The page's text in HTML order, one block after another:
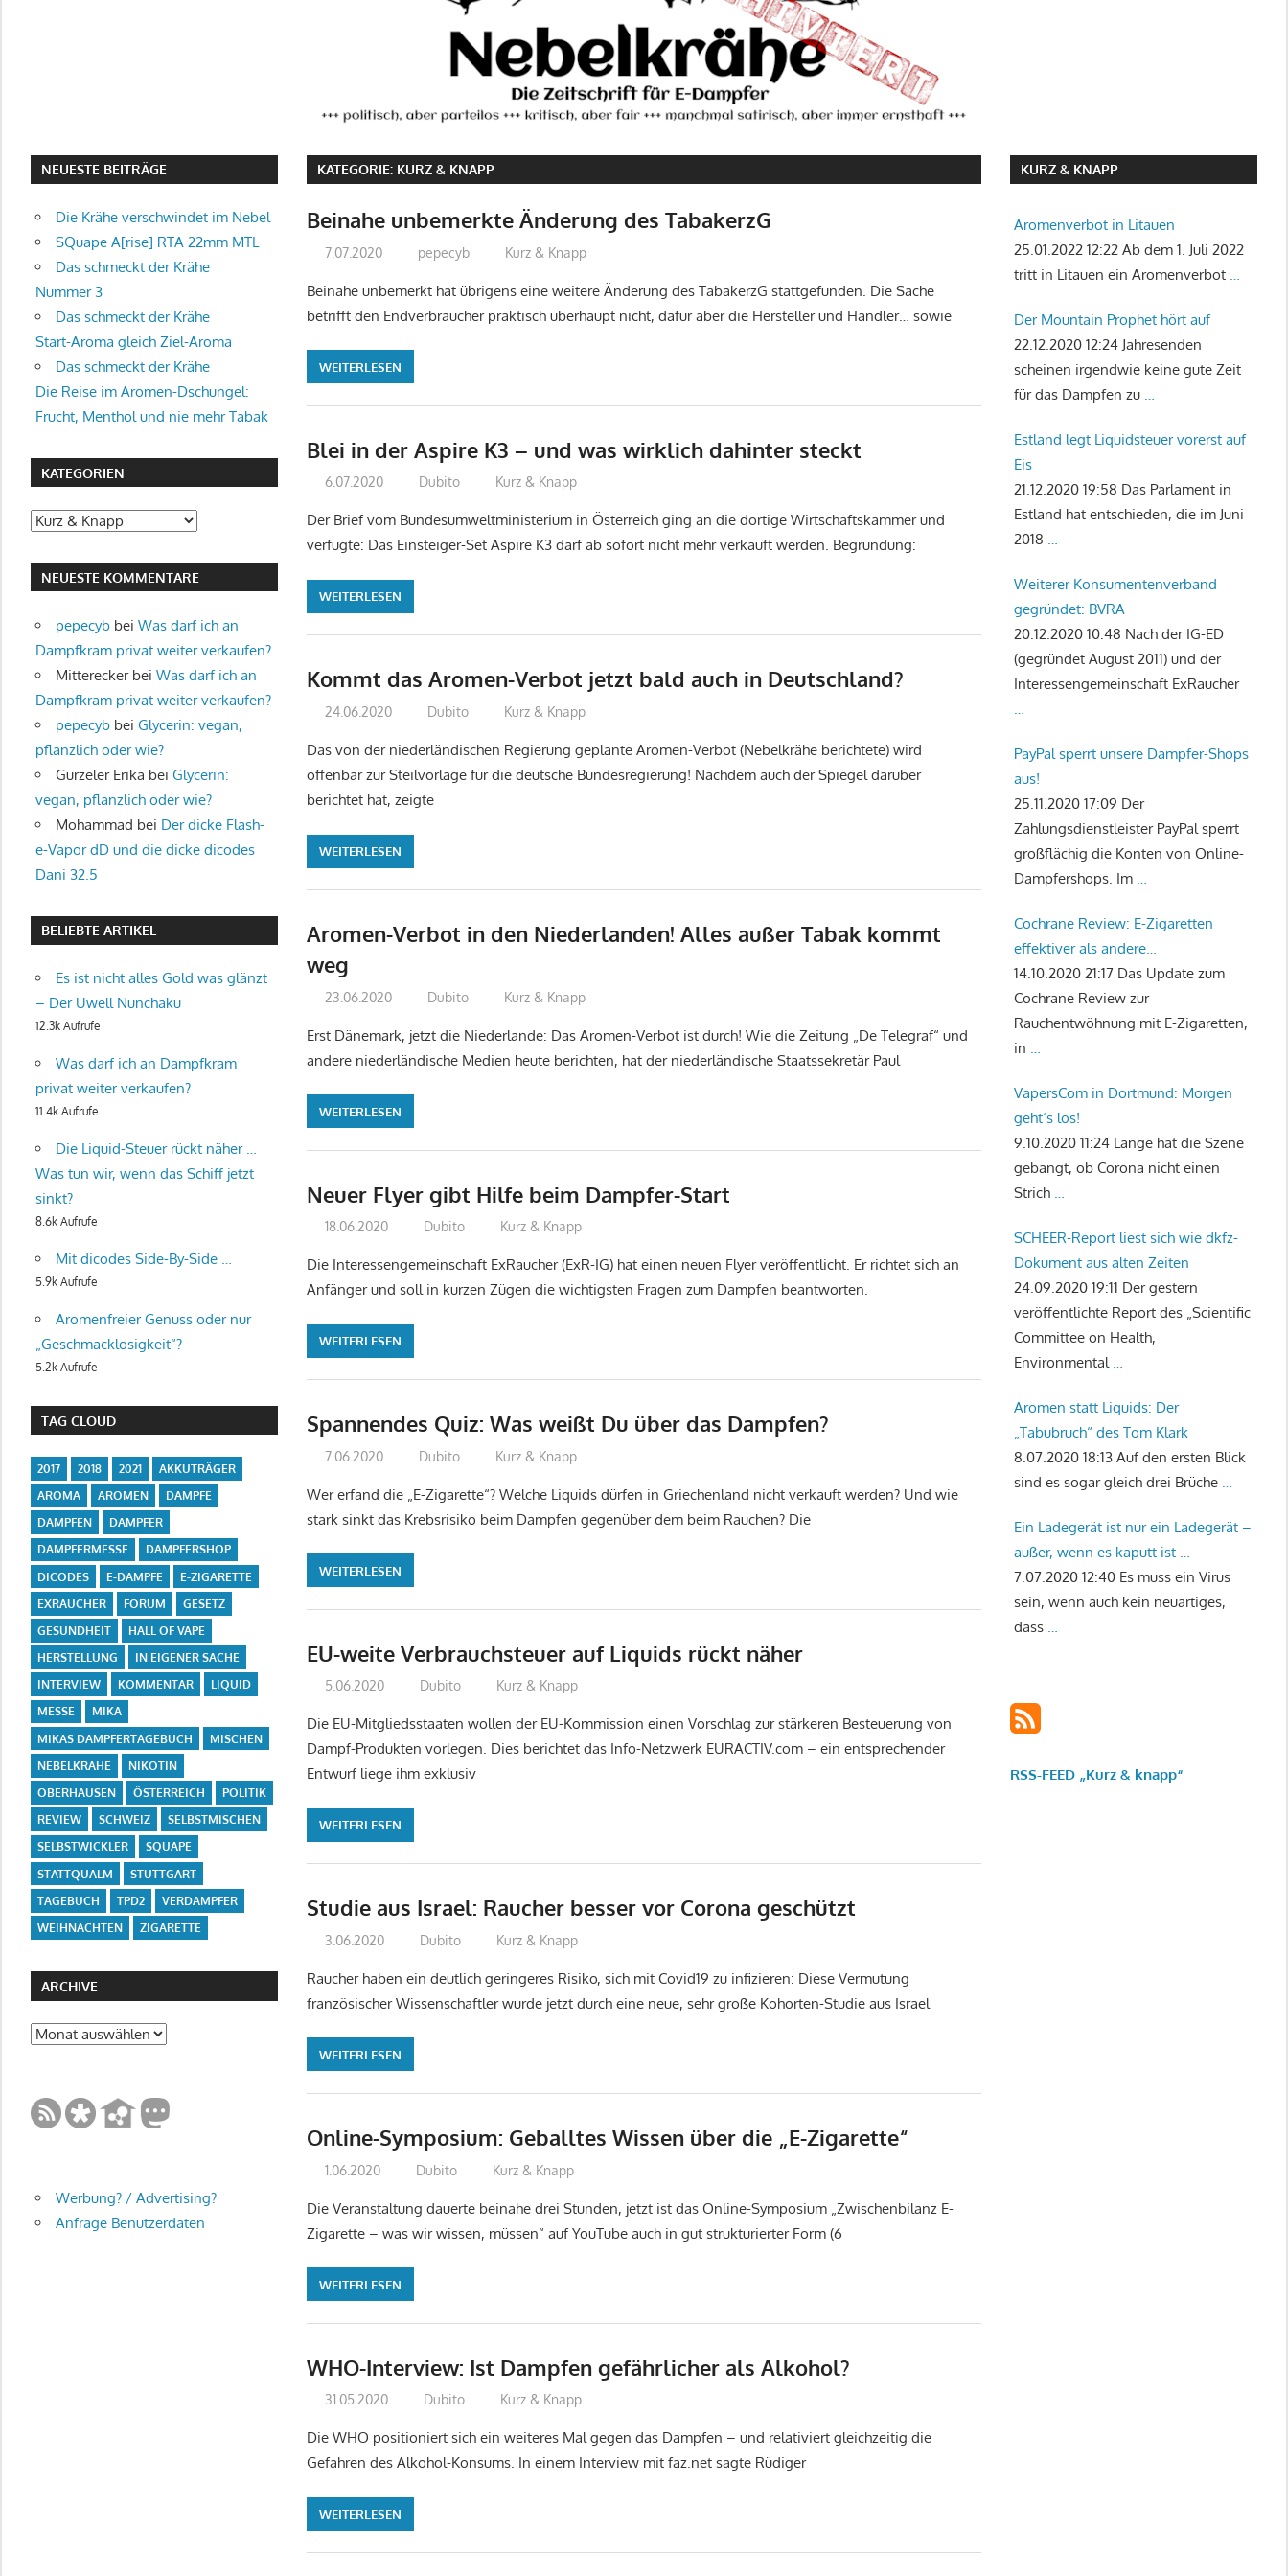
KATEGORIE: KURZ & KNAPP
Beinahe unbemerkte Änderung des TabakerzG
7.07.2020 pepecyb Kurz & Knapp
Beinahe unbemerkt hat übrigens eine weitere Änderung des TabakerzG stattgefunden. Die Sache
betrifft den Endverbraucher praktisch überhaupt nicht, dafür aber die Hersteller und Händler… sowie
WEITERLESEN
Blei in der Aspire K3 – und was wirklich dahinter steckt
6.07.2020 Dubito Kurz & Knapp
Der Brief vom Bundesumweltministerium in Österreich ging an die dortige Wirtschaftskammer und
verfügte: Das Einsteiger-Set Aspire K3 darf ab sofort nicht mehr verkauft werden. Begründung:
WEITERLESEN
Kommt das Aromen-Verbot jetzt bald auch in Deutschland?
24.06.2020 Dubito Kurz & Knapp
Das von der niederländischen Regierung geplante Aromen-Verbot (Nebelkrähe berichtete) wird
offenbar zur Steilvorlage für die deutsche Bundesregierung! Nachdem auch der Spiegel darüber
berichtet hat, zeigte
WEITERLESEN
Aromen-Verbot in den Niederlanden! Alles außer Tabak kommt
weg
23.06.2020 Dubito Kurz & Knapp
Erst Dänemark, jetzt die Niederlande: Das Aromen-Verbot ist durch! Wie die Zeitung „De Telegraf“ und
andere niederländische Medien heute berichten, hat der niederländische Staatssekretär Paul
WEITERLESEN
Neuer Flyer gibt Hilfe beim Dampfer-Start
18.06.2020 Dubito Kurz & Knapp
Die Interessengemeinschaft ExRaucher (ExR-IG) hat einen neuen Flyer veröffentlicht. Er richtet sich an
Anfänger und soll in kurzen Zügen die wichtigsten Fragen zum Dampfen beantworten.
WEITERLESEN
Spannendes Quiz: Was weißt Du über das Dampfen?
7.06.2020 Dubito Kurz & Knapp
Wer erfand die „E-Zigarette“? Welche Liquids dürfen in Griechenland nicht verkauft werden? Und wie
stark sinkt das Krebsrisiko beim Dampfen gegenüber dem beim Rauchen? Die
WEITERLESEN
EU-weite Verbrauchsteuer auf Liquids rückt näher
5.06.2020 Dubito Kurz & Knapp
Die EU-Mitgliedsstaaten wollen der EU-Kommission einen Vorschlag zur stärkeren Besteuerung von
Dampf-Produkten vorlegen. Dies berichtet das Info-Netzwerk EURACTIV.com – ein entsprechender
Entwurf liege ihm exklusiv
WEITERLESEN
Studie aus Israel: Raucher besser vor Corona geschützt
3.06.2020 Dubito Kurz & Knapp
Raucher haben ein deutlich geringeres Risiko, sich mit Covid19 zu infizieren: Diese Vermutung
französischer Wissenschaftler wurde jetzt durch eine neue, sehr große Kohorten-Studie aus Israel
WEITERLESEN
Online-Symposium: Geballtes Wissen über die „E-Zigarette“
1.06.2020 Dubito Kurz & Knapp
Die Veranstaltung dauerte beinahe drei Stunden, jetzt ist das Online-Symposium „Zwischenbilanz E-
Zigarette – was wir wissen, müssen“ auf YouTube auch in gut strukturierter Form (6
WEITERLESEN
WHO-Interview: Ist Dampfen gefährlicher als Alkohol?
31.05.2020 Dubito Kurz & Knapp
Die WHO positioniert sich ein weiteres Mal gegen das Dampfen – und relativiert gleichzeitig die
Gefahren des Alkohol-Konsums. In einem Interview mit faz.net sagte Rüdiger
WEITERLESEN
NEUESTE BEITRÄGE
Die Krähe verschwindet im Nebel
SQuape A[rise] RTA 22mm MTL
Das schmeckt der Krähe
Nummer 3
Das schmeckt der Krähe
Start-Aroma gleich Ziel-Aroma
Das schmeckt der Krähe
Die Reise im Aromen-Dschungel:
Frucht, Menthol und nie mehr Tabak
KATEGORIEN
Kategorien
NEUESTE KOMMENTARE
pepecybbei Was darf ich an
Dampfkram privat weiter verkaufen?
Mittereckerbei Was darf ich an
Dampfkram privat weiter verkaufen?
pepecybbei Glycerin: vegan,
pflanzlich oder wie?
Gurzeler Erika bei Glycerin:
vegan, pflanzlich oder wie?
Mohammad bei Der dicke Flash-
e-Vapor dD und die dicke dicodes
Dani 32.5
BELIEBTE ARTIKEL
Es ist nicht alles Gold was glänzt
– Der Uwell Nunchaku
12.3k Aufrufe
Was darf ich an Dampfkram
privat weiter verkaufen?
11.4k Aufrufe
Die Liquid-Steuer rückt näher …
Was tun wir, wenn das Schiff jetzt
sinkt?
8.6k Aufrufe
Mit dicodes Side-By-Side …
5.9k Aufrufe
Aromenfreier Genuss oder nur
„Geschmacklosigkeit“?
5.2k Aufrufe
TAG CLOUD
2017 2018 2021
AKKUTRÄGER
AROMA
AROMEN
DAMPFE
DAMPFEN
DAMPFER
DAMPFERMESSE
DAMPFERSHOP
DICODES
E-DAMPFE
E-ZIGARETTE
EXRAUCHER
FORUM
GESETZ
GESUNDHEIT
HALL OF VAPE
HERSTELLUNG
IN EIGENER SACHE
INTERVIEW
KOMMENTAR
LIQUID
MESSE
MIKA
MIKAS DAMPFERTAGEBUCH
MISCHEN
NEBELKRÄHE
NIKOTIN
OBERHAUSEN
ÖSTERREICH
POLITIK
REVIEW
SCHWEIZ
SELBSTMISCHEN
SELBSTWICKLER
SQUAPE
STATTQUALM
STUTTGART
TAGEBUCH
TPD2
VERDAMPFER
WEIHNACHTEN
ZIGARETTE
ARCHIVE
Archive
Werbung? / Advertising?
Anfrage Benutzerdaten
KURZ & KNAPP
Aromenverbot in Litauen
25.01.2022 12:22 Ab dem 1. Juli 2022
tritt in Litauen ein Aromenverbot …
Der Mountain Prophet hört auf
22.12.2020 12:24 Jahresenden
scheinen irgendwie keine gute Zeit
für das Dampfen zu …
Estland legt Liquidsteuer vorerst auf
Eis
21.12.2020 19:58 Das Parlament in
Estland hat entschieden, die im Juni
2018 …
Weiterer Konsumentenverband
gegründet: BVRA
20.12.2020 10:48 Nach der IG-ED
(gegründet August 2011) und der
Interessengemeinschaft ExRaucher
…
PayPal sperrt unsere Dampfer-Shops
aus!
25.11.2020 17:09 Der
Zahlungsdienstleister PayPal sperrt
großflächig die Konten von Online-
Dampfershops. Im …
Cochrane Review: E-Zigaretten
effektiver als andere
Rauchentwöhnungstherapien
14.10.2020 21:17 Das Update zum
Cochrane Review zur
Rauchentwöhnung mit E-Zigaretten,
in …
VapersCom in Dortmund: Morgen
geht‘s los!
9.10.2020 11:24 Lange hat die Szene
gebangt, ob Corona nicht einen
Strich …
SCHEER-Report liest sich wie dkfz-
Dokument aus alten Zeiten
24.09.2020 19:11 Der gestern
veröffentlichte Report des „Scientific
Committee on Health,
Environmental …
Aromen statt Liquids: Der
„Tabubruch“ des Tom Klark
8.07.2020 18:13 Auf den ersten Blick
sind es sogar gleich drei Brüche …
Ein Ladegerät ist nur ein Ladegerät –
außer, wenn es kaputt ist …
7.07.2020 12:40 Es muss ein Virus
sein, wenn auch kein neuartiges,
dass …
RSS-FEED „Kurz & knapp“